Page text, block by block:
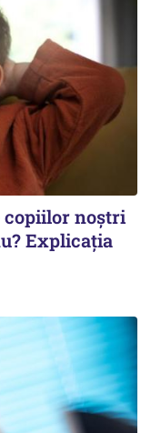
copiilor noștri
Explicația